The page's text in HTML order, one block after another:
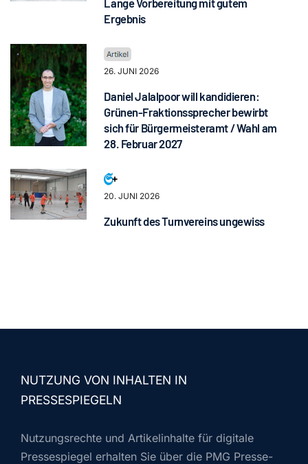
Lange Vorbereitung mit gutem
Ergebnis
26. JUNI 2026
Daniel Jalalpoor will kandidieren:
Grünen-Fraktionssprecher bewirbt
sich für Bürgermeisteramt / Wahl am
28. Februar 2027
20. JUNI 2026
Zukunft des Turnvereins ungewiss
NUTZUNG VON INHALTEN IN
PRESSESPIEGELN
Nutzungsrechte und Artikelinhalte für digitale
Pressespiegel erhalten Sie über die PMG Presse-